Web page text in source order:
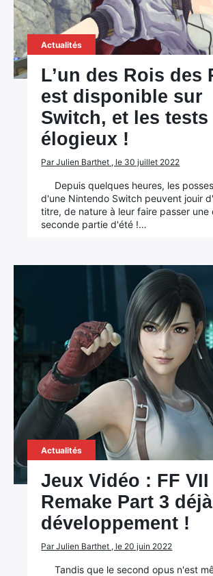
Actualités
L’un des Rois des
est disponible sur
Switch, et les
élogieux !
Par Julien Barthet , le 30 juillet 2022
Depuis quelques heures, les
d'une Nintendo Switch peuvent jouir
titre, de nature à leur faire passer une
seconde partie d'été !…
Actualités
Jeux Vidéo : FF VII
Remake Part 3
développement !
Par Julien Barthet , le 20 juin 2022
Tandis que le second opus n'est